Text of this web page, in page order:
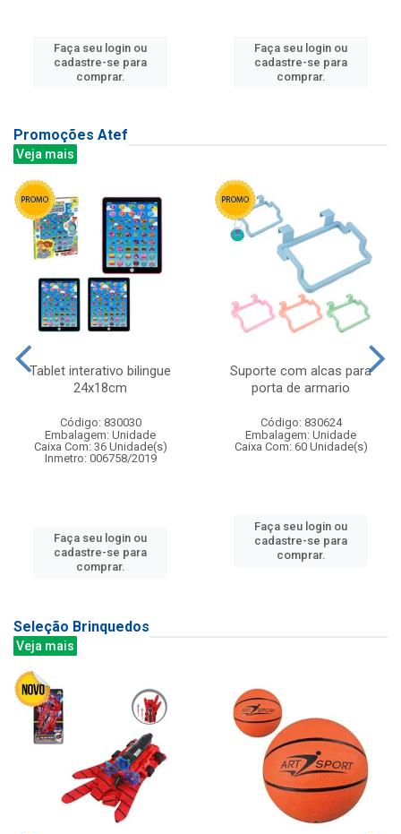
Faça seu login ou
cadastre-se para
comprar.
Faça seu login ou
cadastre-se para
comprar.
Promoções Atef
Veja mais
Tablet interativo bilingue
24x18cm
Código: 830030
Embalagem: Unidade
Caixa Com: 36 Unidade(s)
Inmetro: 006758/2019
Faça seu login ou
cadastre-se para
comprar.
Suporte com alcas para
porta de armario
Código: 830624
Embalagem: Unidade
Caixa Com: 60 Unidade(s)
Faça seu login ou
cadastre-se para
comprar.
Seleção Brinquedos
Veja mais